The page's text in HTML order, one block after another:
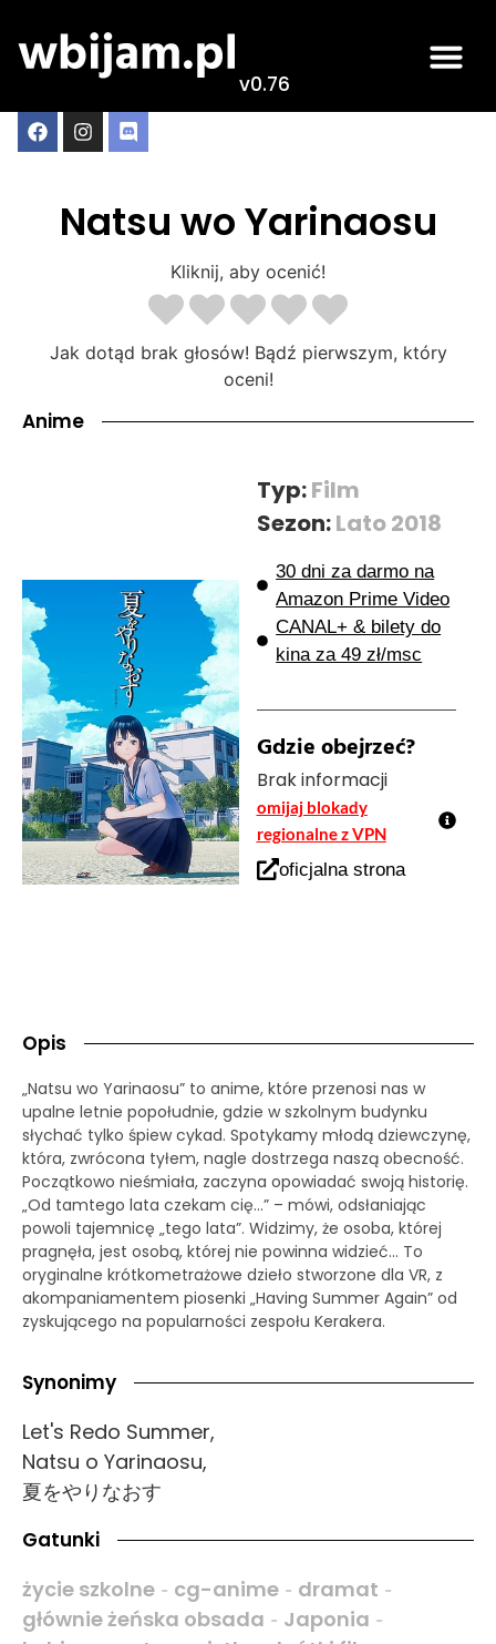
v0.76
Natsu wo Yarinaosu
Kliknij, aby ocenić!
Jak dotąd brak głosów! Bądź pierwszym, który
oceni!
Anime
Typ:Film
Sezon:Lato 2018
30 dni za darmo na
Amazon Prime Video
CANAL+ & bilety do
kina za 49 zł/msc
Gdzie obejrzeć?
Brak informacji
omijaj blokady
regionalne z VPN
oficjalna strona
Opis
„Natsu wo Yarinaosu” to anime, które przenosi nas w
upalne letnie popołudnie, gdzie w szkolnym budynku
słychać tylko śpiew cykad. Spotykamy młodą dziewczynę,
która, zwrócona tyłem, nagle dostrzega naszą obecność.
Początkowo nieśmiała, zaczyna opowiadać swoją historię.
„Od tamtego lata czekam cię…” – mówi, odsłaniając
powoli tajemnicę „tego lata”. Widzimy, że osoba, której
pragnęła, jest osobą, której nie powinna widzieć… To
oryginalne krótkometrażowe dzieło stworzone dla VR, z
akompaniamentem piosenki „Having Summer Again” od
zyskującego na popularności zespołu Kerakera.
Synonimy
Let's Redo Summer,
Natsu o Yarinaosu,
夏をやりなおす
Gatunki
życie szkolne - cg-anime - dramat -
głównie żeńska obsada - Japonia -